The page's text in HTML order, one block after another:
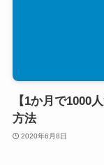
【1か月で1000
方法
2020年6月8日